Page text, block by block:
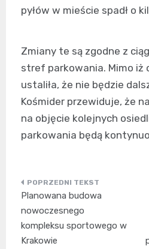
pyłów w mieście spadł o
Zmiany te są zgodne z
stref parkowania. Mimo iż
ustaliła, że nie będzie
Kośmider przewiduje, że
na objęcie kolejnych
parkowania będą
Nawigacja
wpisu
Planowana budowa
nowoczesnego
kompleksu sportowego w
Krakowie